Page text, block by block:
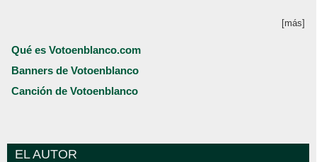
[más]
Qué es Votoenblanco.com
Banners de Votoenblanco
Canción de Votoenblanco
EL AUTOR